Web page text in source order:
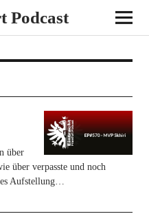
Podcast
über
über verpasste und noch
Aufstellung…